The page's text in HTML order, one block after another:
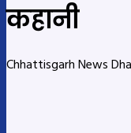
कहानी
Chhattisgarh News